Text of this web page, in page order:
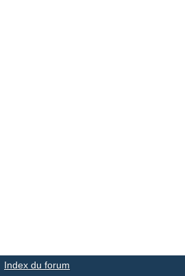
Index du forum